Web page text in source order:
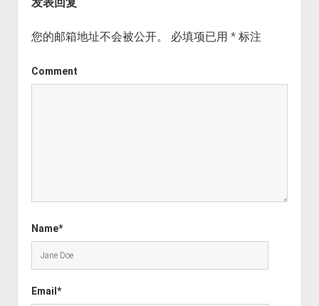
发表回复
您的邮箱地址不会被公开。 必填项已用 *标注
Comment
Name*
Email*